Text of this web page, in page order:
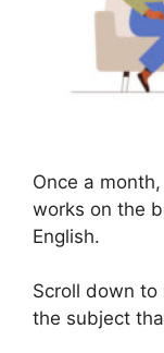
Once a
works on the
English.
Scroll down
the subject